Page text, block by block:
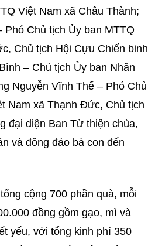
Việt Nam xã Châu Thành;
Chủ tịch Ủy ban MTTQ
Chủ tịch Hội Cựu Chiến binh
– Chủ tịch Ủy ban Nhân
Nguyễn Vĩnh Thế – Phó Chủ
Nam xã Thạnh Đức, Chủ tịch
đại diện Ban Từ thiện chùa,
và đông đảo bà con đến
cộng 700 phần quà, mỗi
đồng gồm gạo, mì và
yếu, với tổng kinh phí 350